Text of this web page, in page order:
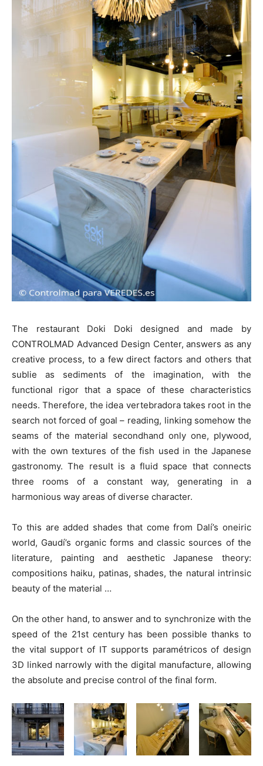
The restaurant Doki Doki designed and made by
CONTROLMAD Advanced Design Center, answers as any
creative process, to a few direct factors and others that
sublie as sediments of the imagination, with the
functional rigor that a space of these characteristics
needs. Therefore, the idea vertebradora takes root in the
search not forced of goal – reading, linking somehow the
seams of the material secondhand only one, plywood,
with the own textures of the fish used in the Japanese
gastronomy. The result is a fluid space that connects
three rooms of a constant way, generating in a
harmonious way areas of diverse character.
To this are added shades that come from Dalí’s oneiric
world, Gaudí’s organic forms and classic sources of the
literature, painting and aesthetic Japanese theory:
compositions haiku, patinas, shades, the natural intrinsic
beauty of the material …
On the other hand, to answer and to synchronize with the
speed of the 21st century has been possible thanks to
the vital support of IT supports paramétricos of design
3D linked narrowly with the digital manufacture, allowing
the absolute and precise control of the final form.